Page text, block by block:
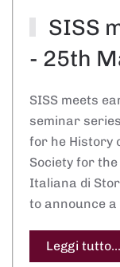
SISS
- 25th
SISS meets
seminar
for he History
Society for
Italiana di
to announce a
Leggi tutto...